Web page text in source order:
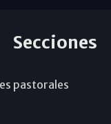
Secciones
pastorales